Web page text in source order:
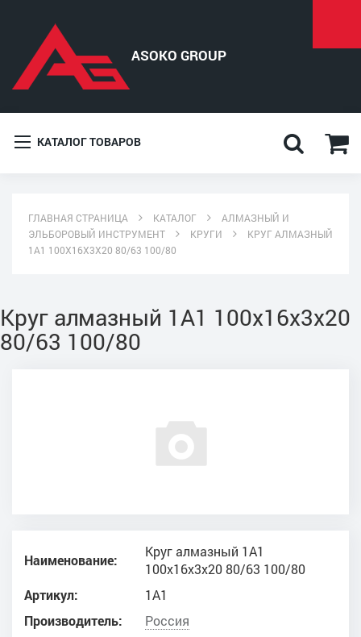
КАТАЛОГ ТОВАРОВ
ГЛАВНАЯ СТРАНИЦА КАТАЛОГ
АЛМАЗНЫЙ И
ЭЛЬБОРОВЫЙ ИНСТРУМЕНТ
КРУГИ
КРУГ АЛМАЗНЫЙ
1A1 100X16X3X20 80/63 100/80
Круг алмазный 1A1 100x16x3x20
80/63 100/80
Наименование:
Круг алмазный 1A1
100x16x3x20 80/63 100/80
Артикул:
1A1
Производитель:
Россия